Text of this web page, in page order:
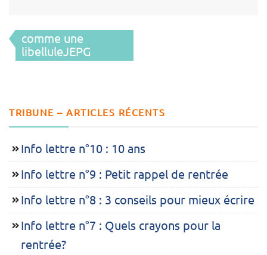
Navigation
de
comme une
libelluleJEPG
TRIBUNE – ARTICLES RÉCENTS
Info lettre n°10 : 10 ans
Info lettre n°9 : Petit rappel de rentrée
Info lettre n°8 : 3 conseils pour mieux écrire
Info lettre n°7 : Quels crayons pour la
rentrée?